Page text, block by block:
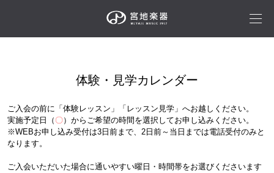
体験・見学カレンダー
ご入会の前に「体験レッスン」「レッスン見学」へお越しください。
実施予定日（ 〇）からご希望の時間を選択してお申し込みください。
※WEBお申し込み受付は3日前まで、2日前～当日までは電話受付のみと
なります。
ご入会いただいた場合に通いやすい曜日・時間帯をお選びくださいます